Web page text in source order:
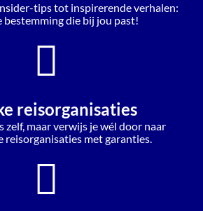
tips tot inspirerende verhalen:
bestemming die bij jou past!
reisorganisaties
zelf, maar verwijs je wél door naar
reisorganisaties met garanties.